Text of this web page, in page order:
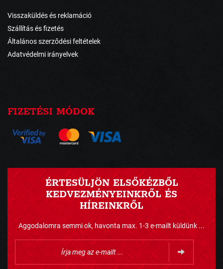
Visszaküldés és reklamáció
Szállítás és fizetés
Általános szerződési feltételek
Adatvédelmi irányelvek
FIZETÉSI MÓDOK
ÉRTESÜLJÖN ELSŐKÉZBŐL
KEDVEZMÉNYEINKRŐL ÉS
HÍREINKRŐL
Aggodalomra semmi ok, havonta max. 1-3 e-mailt küldünk ...